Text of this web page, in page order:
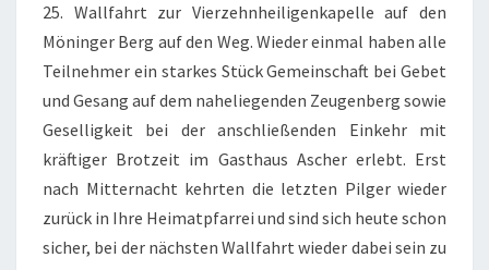
25. Wallfahrt zur Vierzehnheiligenkapelle auf den
Möninger Berg auf den Weg. Wieder einmal haben alle
Teilnehmer ein starkes Stück Gemeinschaft bei Gebet
und Gesang auf dem naheliegenden Zeugenberg sowie
Geselligkeit bei der anschließenden Einkehr mit
kräftiger Brotzeit im Gasthaus Ascher erlebt. Erst
nach Mitternacht kehrten die letzten Pilger wieder
zurück in Ihre Heimatpfarrei und sind sich heute schon
sicher, bei der nächsten Wallfahrt wieder dabei sein zu